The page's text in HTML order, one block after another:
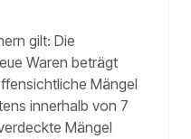
gilt: Die
Waren beträgt
Mängel
innerhalb von 7
Mängel